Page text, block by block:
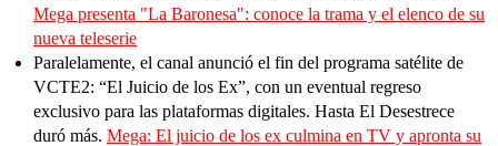
Mega presenta "La Baronesa": conoce la trama y el elenco de su
nueva teleserie
Paralelamente, el canal anunció el fin del programa satélite de
VCTE2: “El Juicio de los Ex”, con un eventual regreso
exclusivo para las plataformas digitales. Hasta El Desestrece
duró más. Mega: El juicio de los ex culmina en TV y apronta su